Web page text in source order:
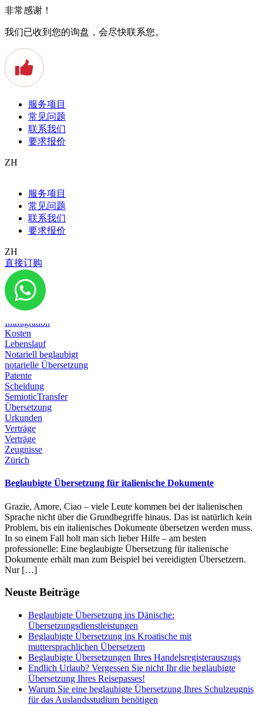
非常感谢！
我们已收到您的询盘，会尽快联系您。
服务项目
常见问题
联系我们
要求报价
ZH
服务项目
常见问题
联系我们
要求报价
ZH
直接订购
Apostille
Arbeitszeugnis
Auslandstudium
Baden
Beeidigter Übersetzer
Beglaubigte Übersetzung
Bern
Diplom
Dokumente
Emigration
Geburtsurkunde
Heirat
Immigration
Kosten
Lebenslauf
Notariell beglaubigt
notarielle Übersetzung
Patente
Scheidung
SemioticTransfer
Übersetzung
Urkunden
Verträge
Verträge
Zeugnisse
Zürich
Beglaubigte Übersetzung für italienische Dokumente
Grazie, Amore, Ciao – viele Leute kommen bei der italienischen
Sprache nicht über die Grundbegriffe hinaus. Das ist natürlich kein
Problem, bis ein italienisches Dokumente übersetzen werden muss.
In so einem Fall holt man sich lieber Hilfe – am besten
professionelle: Eine beglaubigte Übersetzung für italienische
Dokumente erhält man zum Beispiel bei vereidigten Übersetzern.
Nur […]
Neuste Beiträge
Beglaubigte Übersetzung ins Dänische:
Übersetzungsdienstleistungen
Beglaubigte Übersetzung ins Kroatische mit
muttersprachlichen Übersetzern
Beglaubigte Übersetzungen Ihres Handelsregisterauszugs
Endlich Urlaub? Vergessen Sie nicht Ihr die beglaubigte
Übersetzung Ihres Reisepasses!
Warum Sie eine beglaubigte Übersetzung Ihres Schulzeugnis
für das Auslandsstudium benötigen